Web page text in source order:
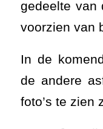
gedeelte van
voorzien van
In de
de andere
foto’s te zien